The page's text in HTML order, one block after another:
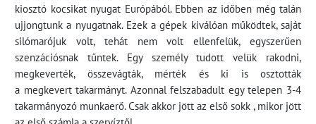
kiosztó kocsikat nyugat Európából. Ebben az időben még talán
ujjongtunk a nyugatnak. Ezek a gépek kiválóan működtek, saját
silómarójuk volt, tehát nem volt ellenfelük, egyszerűen
szenzációsnak tűntek. Egy személy tudott velük rakodni,
megkeverték, összevágták, mérték és ki is osztották
a megkevert takarmányt. Azonnal felszabadult egy telepen 3-4
takarmányozó munkaerő. Csak akkor jött az első sokk , mikor jött